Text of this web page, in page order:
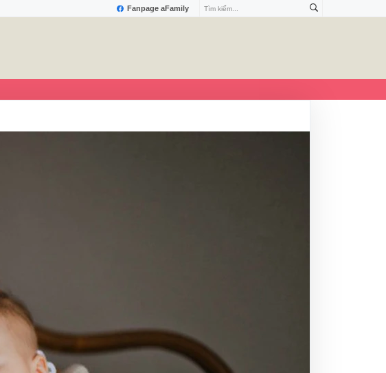
Fanpage aFamily